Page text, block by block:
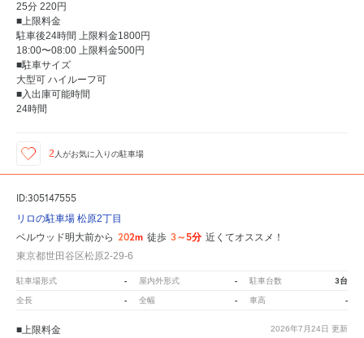
25分 220円
■上限料金
駐車後24時間 上限料金1800円
18:00〜08:00 上限料金500円
■駐車サイズ
大型可 ハイルーフ可
■入出庫可能時間
24時間
2 人がお気に入りの駐車場
ID:305147555
リロの駐車場 松原2丁目
ベルウッド明大前から 202m 徒歩 3～5分 近くてオススメ！
東京都世田谷区松原2-29-6
駐車場形式 - 屋内外形式 - 駐車台数 3台
全長 - 全幅 - 車高 -
2026年7月24日 更新
■上限料金